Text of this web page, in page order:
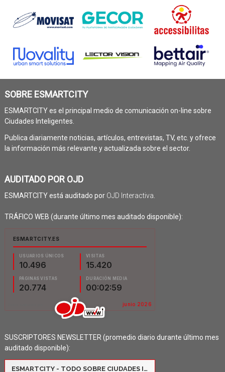
SOBRE ESMARTCITY
ESMARTCITY es el principal medio de comunicación on-line sobre
Ciudades Inteligentes.
Publica diariamente noticias, artículos, entrevistas, TV, etc. y ofrece
la información más relevante y actualizada sobre el sector.
AUDITADO POR OJD
ESMARTCITY está auditado por OJD Interactiva.
TRÁFICO WEB (durante último mes auditado disponible):
SUSCRIPTORES NEWSLETTER (promedio diario durante último mes
auditado disponible):